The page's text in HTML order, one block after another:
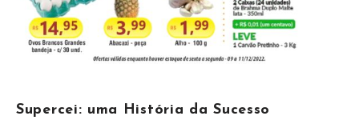
Supercei: uma História da Sucesso